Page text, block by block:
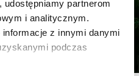
partnerom
i analitycznym.
z innymi danymi
podczas